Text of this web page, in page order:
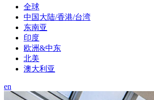
全球
中国大陆/香港/台湾
东南亚
印度
欧洲&中东
北美
澳大利亚
en